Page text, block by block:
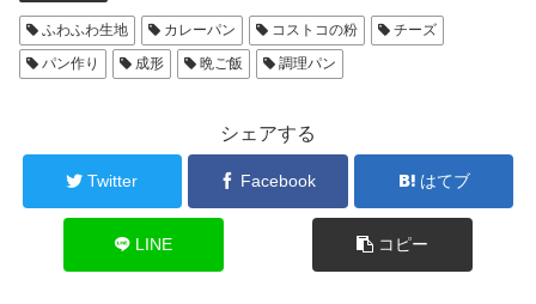
ふわふわ生地 カレーパン コストコの粉
チーズ
パン作り
成形 晩ご飯 調理パン
シェアする
Twitter Facebook はてブ
LINE コピー